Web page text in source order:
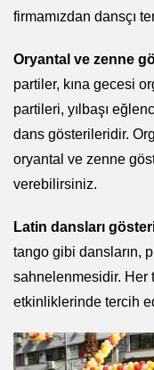
firmamızdan dansçı
Oryantal ve zenne
partiler, kına gecesi
partileri, yılbaşı
dans gösterileridir.
oryantal ve zenne
verebilirsiniz.
Latin dansları
tango gibi dansların,
sahnelenmesidir. Her
etkinliklerinde tercih